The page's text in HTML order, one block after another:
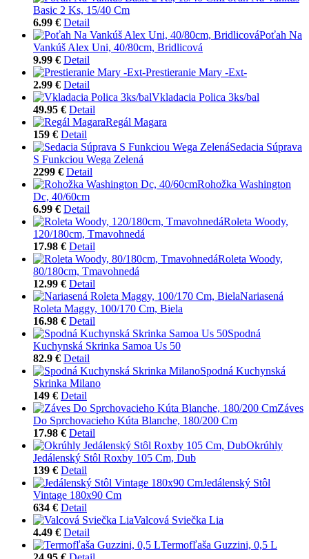
Basic 2 Ks, 15/40 Cm
6.99 € Detail
Poťah Na
Vankúš Alex Uni, 40/80cm, Bridlicová
9.99 € Detail
Prestieranie Mary -Ext-
2.99 € Detail
Vkladacia Polica 3ks/bal
49.95 € Detail
Regál Magara
159 € Detail
Sedacia Súprava
S Funkciou Wega Zelená
2299 € Detail
Rohožka Washington
Dc, 40/60cm
6.99 € Detail
Roleta Woody,
120/180cm, Tmavohnedá
17.98 € Detail
Roleta Woody,
80/180cm, Tmavohnedá
12.99 € Detail
Nariasená
Roleta Maggy, 100/170 Cm, Biela
16.98 € Detail
Spodná
Kuchynská Skrinka Samoa Us 50
82.9 € Detail
Spodná Kuchynská
Skrinka Milano
149 € Detail
Záves
Do Sprchovacieho Kúta Blanche, 180/200 Cm
17.98 € Detail
Okrúhly
Jedálenský Stôl Roxby 105 Cm, Dub
139 € Detail
Jedálenský Stôl
Vintage 180x90 Cm
634 € Detail
Valcová Sviečka Lia
4.49 € Detail
Termofľaša Guzzini, 0,5 L